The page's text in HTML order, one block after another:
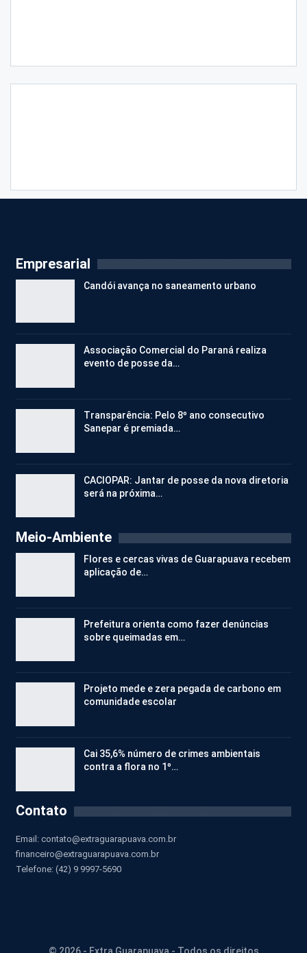
Empresarial
Candói avança no saneamento urbano
Associação Comercial do Paraná realiza
evento de posse da…
Transparência: Pelo 8º ano consecutivo
Sanepar é premiada…
CACIOPAR: Jantar de posse da nova diretoria
será na próxima…
Meio-Ambiente
Flores e cercas vivas de Guarapuava recebem
aplicação de…
Prefeitura orienta como fazer denúncias
sobre queimadas em…
Projeto mede e zera pegada de carbono em
comunidade escolar
Cai 35,6% número de crimes ambientais
contra a flora no 1º…
Contato
Email: contato@extraguarapuava.com.br
financeiro@extraguarapuava.com.br
Telefone: (42) 9 9997-5690